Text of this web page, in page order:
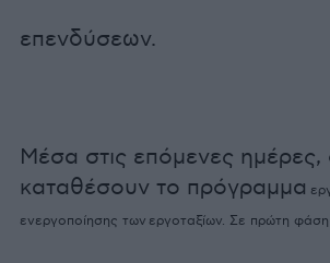
επενδύσεων.
Μέσα στις επόμενες
καταθέσουν το πρόγραμμα
ενεργοποίησης των εργοταξίων. Σε πρώτη